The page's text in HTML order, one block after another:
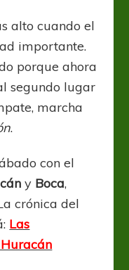
alto cuando el
importante.
porque ahora
segundo lugar
marcha
.
con el
y Boca,
crónica del
Las